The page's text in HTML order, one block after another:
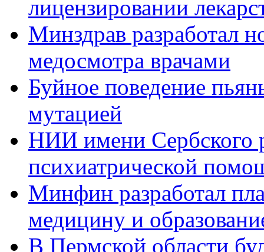
лицензировании
Минздрав разработал
медосмотра врачами
Буйное поведение
мутацией
НИИ имени Сербского
психиатрической
Минфин разработал
медицину и
В Пермской области